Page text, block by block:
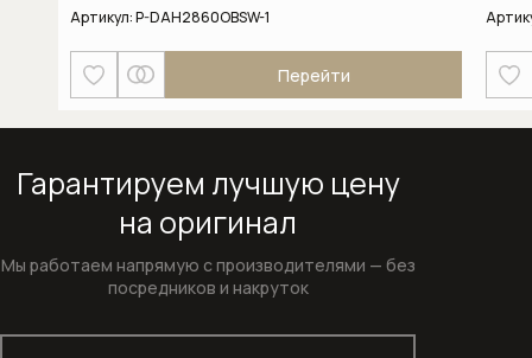
Посудомоечные машины
Пылесосы
Вертикальные беспроводные
Пылесосы серии Guard
Соло кофемашины
Артикул:P-DAH2860OBSW-1
Перейти
Этот
товар
Опции
можно
на
странице
Гарантируем лучшую цену
на оригинал
Мы работаем напрямую с производителями — без
посредников и накруток